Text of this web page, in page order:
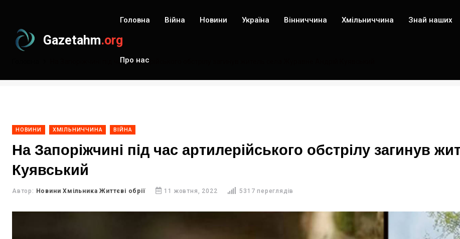
Gazetahm.org
Головна Війна Новини Україна Вінниччина Хмільниччина Знай наших
Про нас
На Запоріжчині під час артилерійського обстрілу загинув житель села Журавне Андрій Куявський
НОВИНИ ХМІЛЬНИЧЧИНА ВІЙНА
На Запоріжчині під час артилерійського обстрілу загинув
Куявський
Автор: Новини Хмільника Життєві обрії 11 жовтня, 2022 5317 переглядів